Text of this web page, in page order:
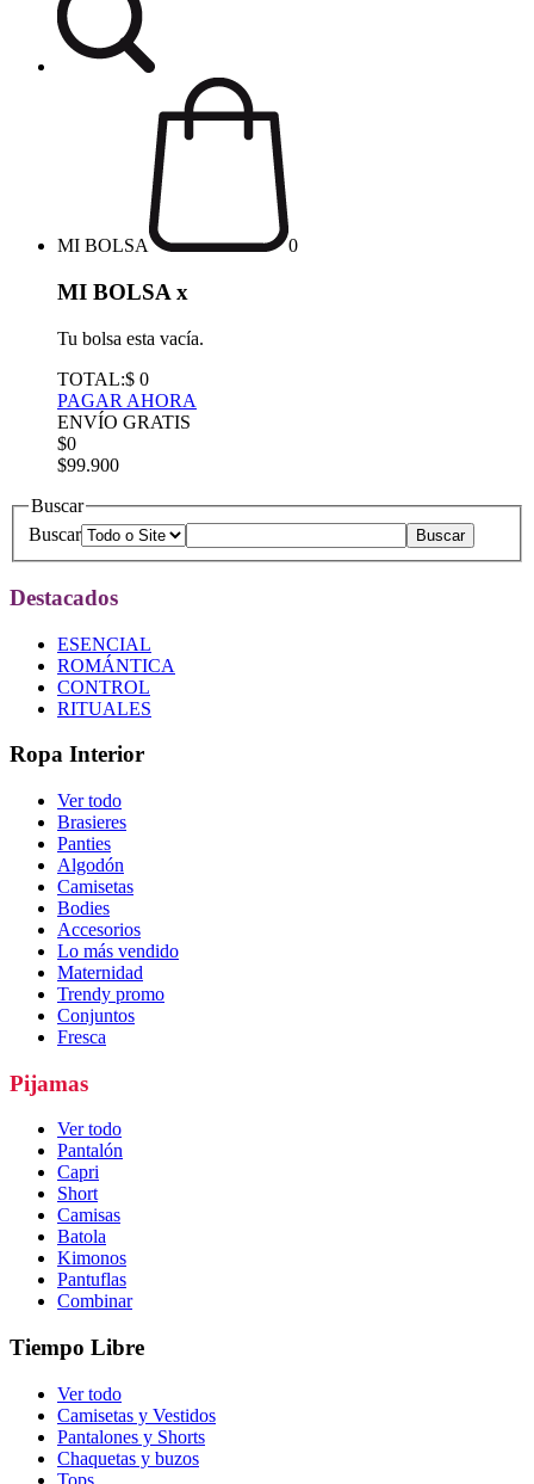
MI BOLSA 0
MI BOLSA x
Tu bolsa esta vacía.
TOTAL:$ 0
PAGAR AHORA
ENVÍO GRATIS
$0
$99.900
Buscar
Buscar
Destacados
ESENCIAL
ROMÁNTICA
CONTROL
RITUALES
Ropa Interior
Ver todo
Brasieres
Panties
Algodón
Camisetas
Bodies
Accesorios
Lo más vendido
Maternidad
Trendy promo
Conjuntos
Fresca
Pijamas
Ver todo
Pantalón
Capri
Short
Camisas
Batola
Kimonos
Pantuflas
Combinar
Tiempo Libre
Ver todo
Camisetas y Vestidos
Pantalones y Shorts
Chaquetas y buzos
Tops